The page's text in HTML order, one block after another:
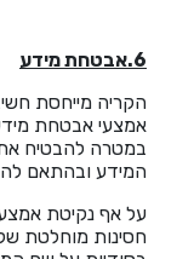
6.אבטחת מידע
הקריה מייחסת
אמצעי אבטחת מידע
במטרה להבטיח
המידע ובהתאם
על אף נקיטת
חסינות מוחלטת